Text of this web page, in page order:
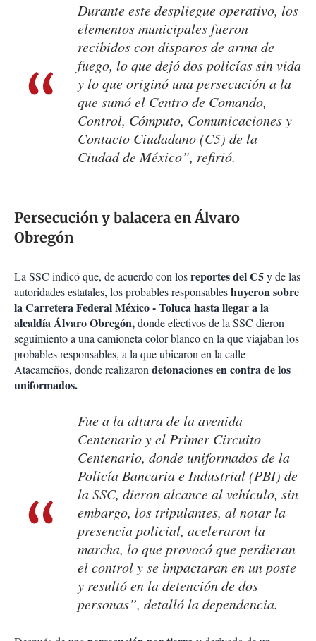
Durante este despliegue operativo, los
elementos municipales fueron
recibidos con disparos de arma de
fuego, lo que dejó dos policías sin vida
y lo que originó una persecución a la
que sumó el Centro de Comando,
Control, Cómputo, Comunicaciones y
Contacto Ciudadano (C5) de la
Ciudad de México”, refirió.
Persecución y balacera en Álvaro
Obregón
La SSC indicó que, de acuerdo con losreportes del C5y de las
autoridades estatales, los probables responsableshuyeron sobre
la Carretera Federal México - Toluca hasta llegar a la
alcaldía Álvaro Obregón,donde efectivos de la SSC dieron
seguimiento a una camioneta color blanco en la que viajaban los
probables responsables, a la que ubicaron en la calle
Atacameños, donde realizarondetonaciones en contra de los
uniformados.
Fue a la altura de la avenida
Centenario y el Primer Circuito
Centenario, donde uniformados de la
Policía Bancaria e Industrial (PBI) de
la SSC, dieron alcance al vehículo, sin
embargo, los tripulantes, al notar la
presencia policial, aceleraron la
marcha, lo que provocó que perdieran
el control y se impactaran en un poste
y resultó en la detención de dos
personas”, detalló la dependencia.